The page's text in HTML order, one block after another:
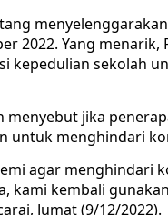
2022. Yang menarik,
kepedulian sekolah
jika
untuk menghindari
agar menghindari
kami kembali
Jumat (9/12/2022).